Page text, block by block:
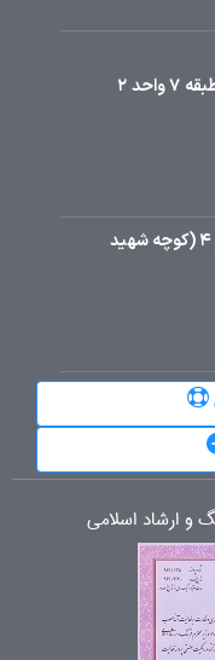
2
البرز، نظرآباد، الغدیر جنوبی، کوچه غدیر 4 (کوچه شهید
و ارشاد اسلامی